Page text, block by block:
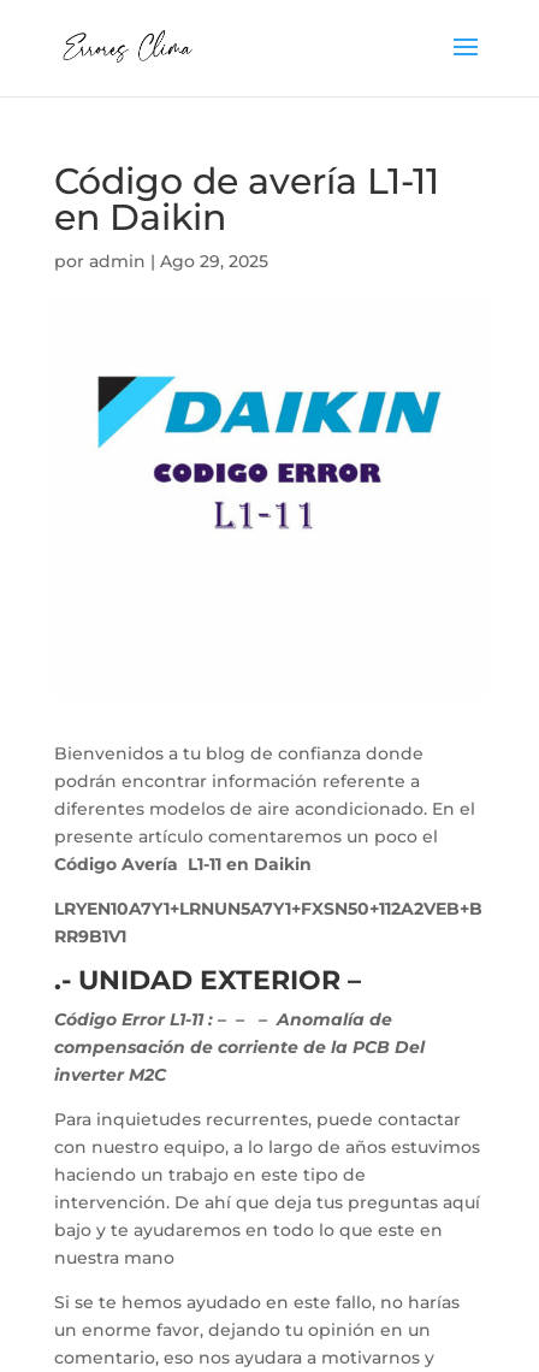
Código de avería L1-11
en Daikin
por admin | Ago 29, 2025
Bienvenidos a tu blog de confianza donde
podrán encontrar información referente a
diferentes modelos de aire acondicionado. En el
presente artículo comentaremos un poco el
Código Avería L1-11 en Daikin
LRYEN10A7Y1+LRNUN5A7Y1+FXSN50+112A2VEB+B
RR9B1V1
.- UNIDAD EXTERIOR –
Código Error L1-11 : –– – Anomalía de
compensación de corriente de la PCB Del
inverter M2C
Para inquietudes recurrentes, puede contactar
con nuestro equipo, a lo largo de años estuvimos
haciendo un trabajo en este tipo de
intervención. De ahí que deja tus preguntas aquí
bajo y te ayudaremos en todo lo que este en
nuestra mano
Si se te hemos ayudado en este fallo, no harías
un enorme favor, dejando tu opinión en un
comentario, eso nos ayudara a motivarnos y